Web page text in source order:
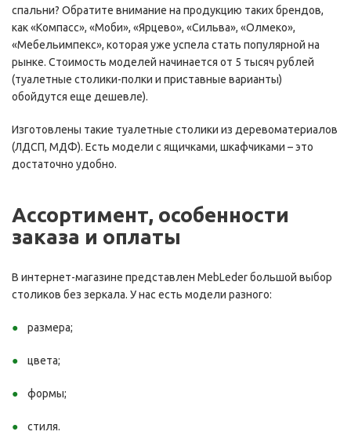
спальни? Обратите внимание на продукцию таких брендов,
как «Компасс», «Моби», «Ярцево», «Сильва», «Олмеко»,
«Мебельимпекс», которая уже успела стать популярной на
рынке. Стоимость моделей начинается от 5 тысяч рублей
(туалетные столики-полки и приставные варианты)
обойдутся еще дешевле).
Изготовлены такие туалетные столики из деревоматериалов
(ЛДСП, МДФ). Есть модели с ящичками, шкафчиками – это
достаточно удобно.
Ассортимент, особенности
заказа и оплаты
В интернет-магазине представлен MebLeder большой выбор
столиков без зеркала. У нас есть модели разного:
размера;
цвета;
формы;
стиля.